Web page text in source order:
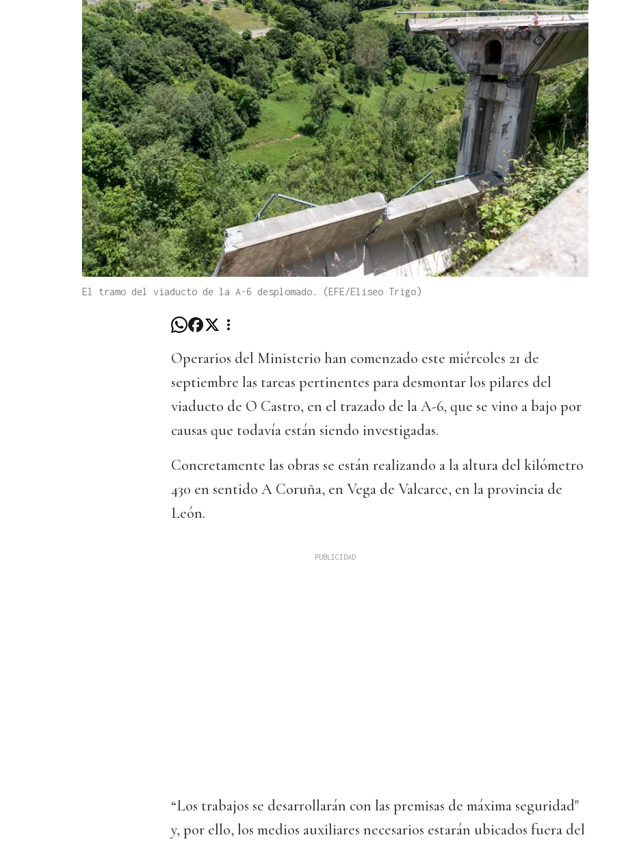
El tramo del viaducto de la A-6 desplomado. (EFE/Eliseo Trigo)
Operarios del Ministerio han comenzado este miércoles 21 de
septiembre las tareas pertinentes para desmontar los pilares del
viaducto de O Castro, en el trazado de la A-6, que se vino a bajo por
causas que todavía están siendo investigadas.
Concretamente las obras se están realizando a la altura del kilómetro
430 en sentido A Coruña, en Vega de Valcarce, en la provincia de
León.
“Los trabajos se desarrollarán con las premisas de máxima seguridad"
y, por ello, los medios auxiliares necesarios estarán ubicados fuera del